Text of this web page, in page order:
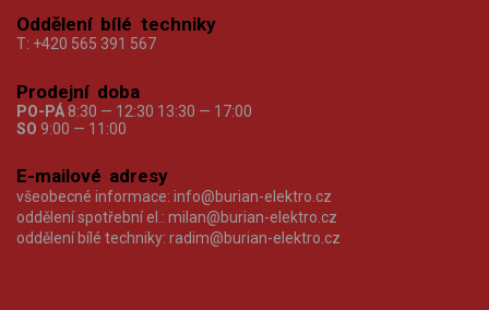
Oddělení bílé techniky
T: +420 565 391 567
Prodejní doba
PO-PÁ 8:30 — 12:30 13:30 — 17:00
SO 9:00 — 11:00
E-mailové adresy
všeobecné informace: info@burian-elektro.cz
oddělení spotřební el.: milan@burian-elektro.cz
oddělení bílé techniky: radim@burian-elektro.cz